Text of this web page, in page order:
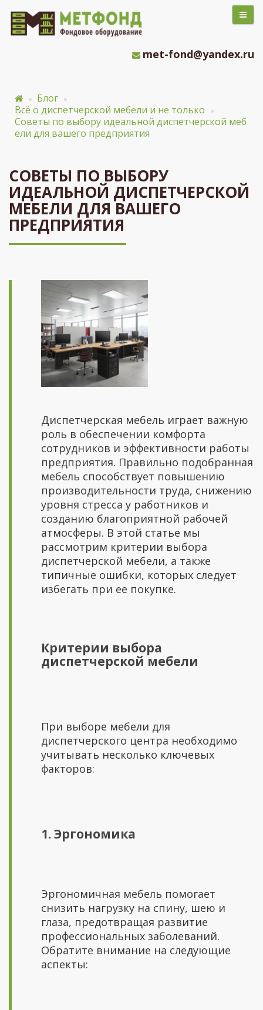
met-fond@yandex.ru
Блог
Всё о диспетчерской мебели и не только
Советы по выбору идеальной диспетчерской меб
ели для вашего предприятия
СОВЕТЫ ПО ВЫБОРУ
ИДЕАЛЬНОЙ ДИСПЕТЧЕРСКОЙ
МЕБЕЛИ ДЛЯ ВАШЕГО
ПРЕДПРИЯТИЯ
Диспетчерская мебель играет важную
роль в обеспечении комфорта
сотрудников и эффективности работы
предприятия. Правильно подобранная
мебель способствует повышению
производительности труда, снижению
уровня стресса у работников и
созданию благоприятной рабочей
атмосферы. В этой статье мы
рассмотрим критерии выбора
диспетчерской мебели, а также
типичные ошибки, которых следует
избегать при ее покупке.
Критерии выбора
диспетчерской мебели
При выборе мебели для
диспетчерского центра необходимо
учитывать несколько ключевых
факторов:
1. Эргономика
Эргономичная мебель помогает
снизить нагрузку на спину, шею и
глаза, предотвращая развитие
профессиональных заболеваний.
Обратите внимание на следующие
аспекты: